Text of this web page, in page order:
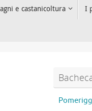
e castanicoltura I